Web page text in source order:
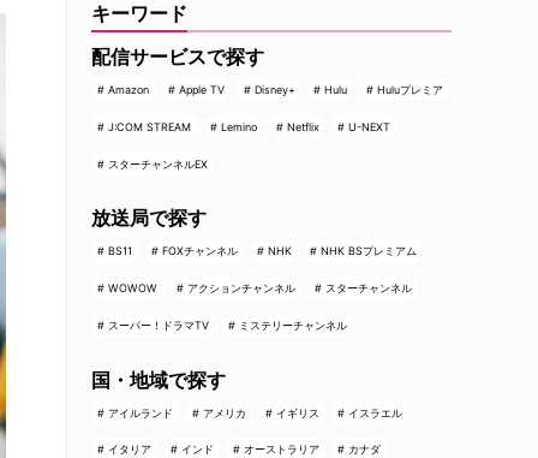
キーワード
配信サービスで探す
Amazon Apple TV Disney+ Hulu Huluプレミア
J:COM STREAM Lemino Netflix U-NEXT
スターチャンネルEX
放送局で探す
BS11 FOXチャンネル NHK NHK BSプレミアム
WOWOW アクションチャンネル スターチャンネル
スーパー！ドラマTV ミステリーチャンネル
国・地域で探す
アイルランド アメリカ イギリス イスラエル
イタリア インド オーストラリア カナダ